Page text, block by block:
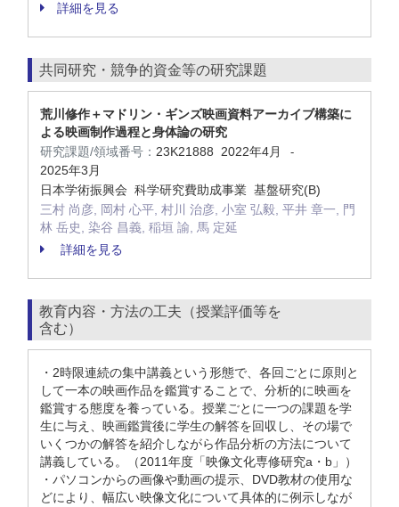
詳細を見る
共同研究・競争的資金等の研究課題
荒川修作＋マドリン・ギンズ映画資料アーカイブ構築に
よる映画制作過程と身体論の研究
研究課題/領域番号： 23K21888 2022年4月 -
2025年3月
日本学術振興会 科学研究費助成事業 基盤研究(B)
三村 尚彦, 岡村 心平, 村川 治彦, 小室 弘毅, 平井 章一, 門
林 岳史, 染谷 昌義, 稲垣 諭, 馬 定延
詳細を見る
教育内容・方法の工夫（授業評価等を
含む）
・2時限連続の集中講義という形態で、各回ごとに原則と
して一本の映画作品を鑑賞することで、分析的に映画を
鑑賞する態度を養っている。授業ごとに一つの課題を学
生に与え、映画鑑賞後に学生の解答を回収し、その場で
いくつかの解答を紹介しながら作品分析の方法について
講義している。（2011年度「映像文化専修研究a・b」）
・パソコンからの画像や動画の提示、DVD教材の使用な
どにより、幅広い映像文化について具体的に例示しなが